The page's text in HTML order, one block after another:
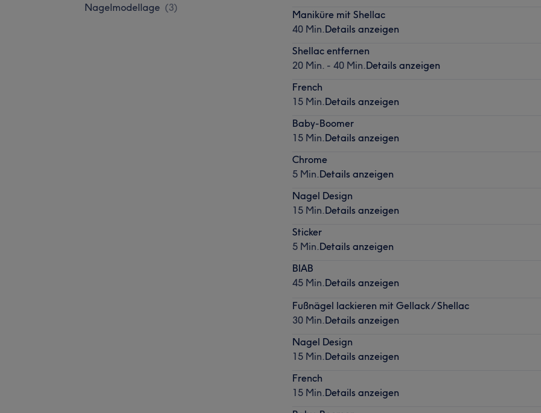
Nagelmodellage (3)
Maniküre mit Shellac
40 Min.Details anzeigen
Shellac entfernen
20 Min. - 40 Min.Details anzeigen
French
15 Min.Details anzeigen
Baby-Boomer
15 Min.Details anzeigen
Chrome
5 Min.Details anzeigen
Nagel Design
15 Min.Details anzeigen
Sticker
5 Min.Details anzeigen
BIAB
45 Min.Details anzeigen
Fußnägel lackieren mit Gellack / Shellac
30 Min.Details anzeigen
Nagel Design
15 Min.Details anzeigen
French
15 Min.Details anzeigen